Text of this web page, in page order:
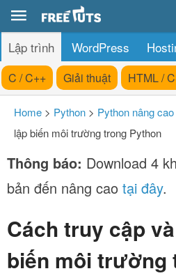
Lập trình WordPress
C / C++ Giải thuật HTML /
Home > Python > Python nâng cao
lập biến môi trường trong Python
Thông báo: Download 4
bản đến nâng cao tại đây.
Cách truy cập
biến môi trường